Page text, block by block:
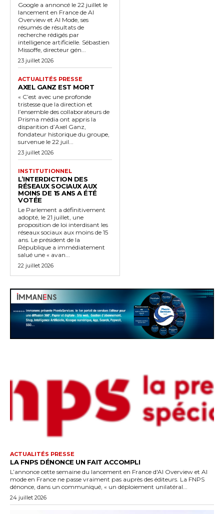
Google a annoncé le 22 juillet le
lancement en France de AI
Overview et AI Mode, ses
résumés de résultats de
recherche rédigés par
intelligence artificielle. Sébastien
Missoffe, directeur gén...
23 juillet 2026
ACTUALITÉS PRESSE
AXEL GANZ EST MORT
« C’est avec une profonde
tristesse que la direction et
l’ensemble des collaborateurs de
Prisma média ont appris la
disparition d’Axel Ganz,
fondateur historique du groupe,
survenue le 22 juil...
23 juillet 2026
INSTITUTIONNEL
L’INTERDICTION DES
RÉSEAUX SOCIAUX AUX
MOINS DE 15 ANS A ÉTÉ
VOTÉE
Le Parlement a définitivement
adopté, le 21 juillet, une
proposition de loi interdisant les
réseaux sociaux aux moins de 15
ans. Le président de la
République a immédiatement
salué une « avan...
22 juillet 2026
ACTUALITÉS PRESSE
LA FNPS DÉNONCE UN FAIT ACCOMPLI
L’annonce cette semaine du lancement en France d'AI Overview et AI
mode en France ne passe vraiment pas auprès des éditeurs. La FNPS
dénonce, dans un communiqué, « un déploiement unilatéral...
24 juillet 2026